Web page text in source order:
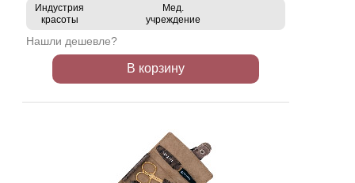
Индустрия
красоты
Мед.
учреждение
Нашли дешевле?
В корзину